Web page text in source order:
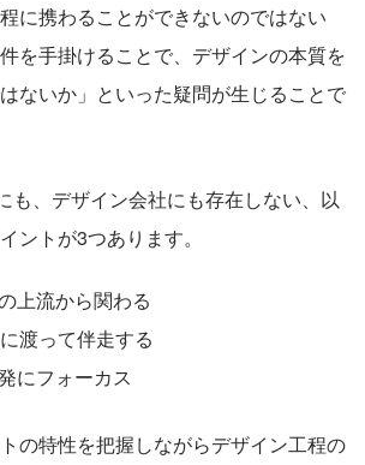
に携わることができないのではない
を手掛けることで、デザインの本質を
ないか」といった疑問が生じることで
も、デザイン会社にも存在しない、以
ントが3つあります。
上流から関わる
渡って伴走する
にフォーカス
の特性を把握しながらデザイン工程の